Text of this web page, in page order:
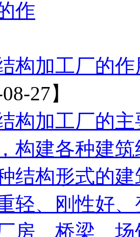
构加工厂的
27】
构加工厂的
构建各种建
结构形式的
轻、刚性好
房、桥梁、